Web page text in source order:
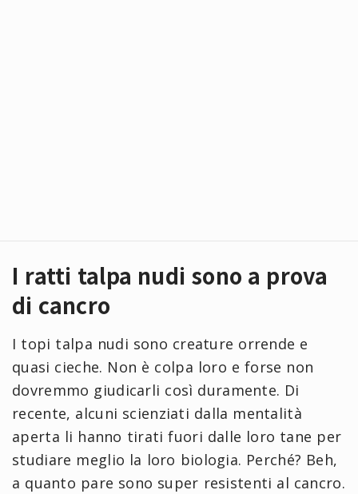
I ratti talpa nudi sono a prova
di cancro
I topi talpa nudi sono creature orrende e
quasi cieche. Non è colpa loro e forse non
dovremmo giudicarli così duramente. Di
recente, alcuni scienziati dalla mentalità
aperta li hanno tirati fuori dalle loro tane per
studiare meglio la loro biologia. Perché? Beh,
a quanto pare sono super resistenti al cancro.